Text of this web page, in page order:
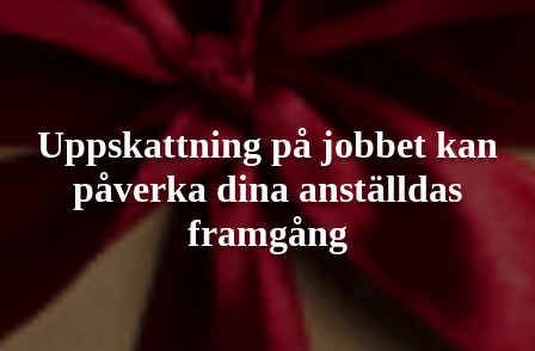
Uppskattning på jobbet kan
påverka dina anställdas
framgång